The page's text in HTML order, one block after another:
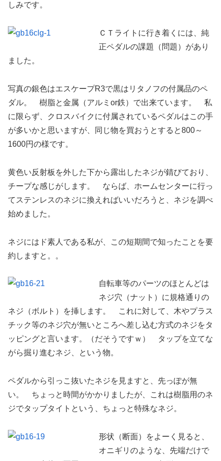
しみです。
ＣＴライトに行き着くには、純
正ペダルの課題（問題）があり
ました。
写真の銀色はエスケープR3で黒はリタノフの付属品のペ
ダル。 樹脂と金属（アルミor鉄）で出来ています。 私
に限らず、クロスバイクに付属されているペダルはこの手
が多いかと思いますが、同じ物を買おうとすると800～
1600円の様です。
黄色い反射板を外した下から露出したネジが錆びており、
チープな感じがします。 ならば、ホームセンターに行っ
てステンレスのネジに換えればいいだろうと、ネジを調べ
始めました。
ネジにはド素人である私が、この短期間で知ったことを要
約しますと。。
自転車等のパーツのほとんどは
ネジ穴（ナット）に規格通りの
ネジ（ボルト）を挿します。 これに対して、木やプラス
チック等のネジ穴が無いところへ差し込む方式のネジをタ
ッピングと言います。（だそうですｗ） タップを立てな
がら掘り進むネジ、という物。
ペダルから引っこ抜いたネジを見ますと、先っぽが無
い。 ちょっと時間がかかりましたが、これは樹脂用のネ
ジでタップタイトという、ちょっと特殊なネジ。
形状（断面）をよーく見ると、
オニギリのような、先端だけで